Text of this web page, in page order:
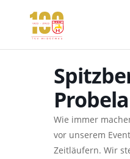
Wie immer
vor unserem
Zeitläufern. Wir